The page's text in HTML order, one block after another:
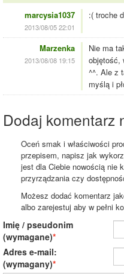
marcysia1037
2013/08/05 22:01
:( troche
Marzenka
2013/08/08 19:15
Nie ma
objętość,
^^. Ale z
myślą i
Dodaj komentarz
Oceń smak i właściwości
przepisem, napisz jak
jest dla Ciebie nowością nie
przyrządzania czy
Możesz dodać komentarz
albo zarejestuj aby w pełni
Imię / pseudonim
(wymagane)
Adres e-mail:
(wymagany)